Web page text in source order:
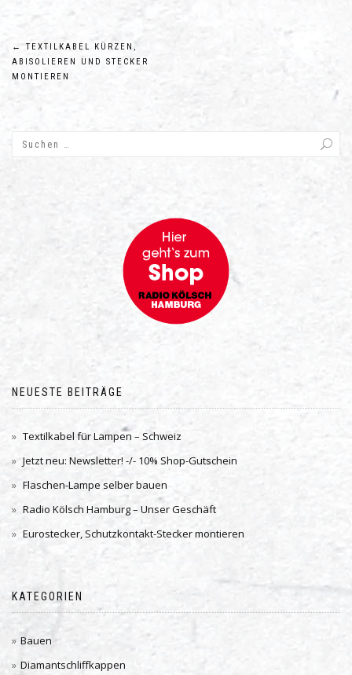
Beitragsnavigation
← TEXTILKABEL KÜRZEN,
ABISOLIEREN UND STECKER
MONTIEREN
NEUESTE BEITRÄGE
Textilkabel für Lampen – Schweiz
Jetzt neu: Newsletter! -/- 10% Shop-Gutschein
Flaschen-Lampe selber bauen
Radio Kölsch Hamburg – Unser Geschäft
Eurostecker, Schutzkontakt-Stecker montieren
KATEGORIEN
Bauen
Diamantschliffkappen